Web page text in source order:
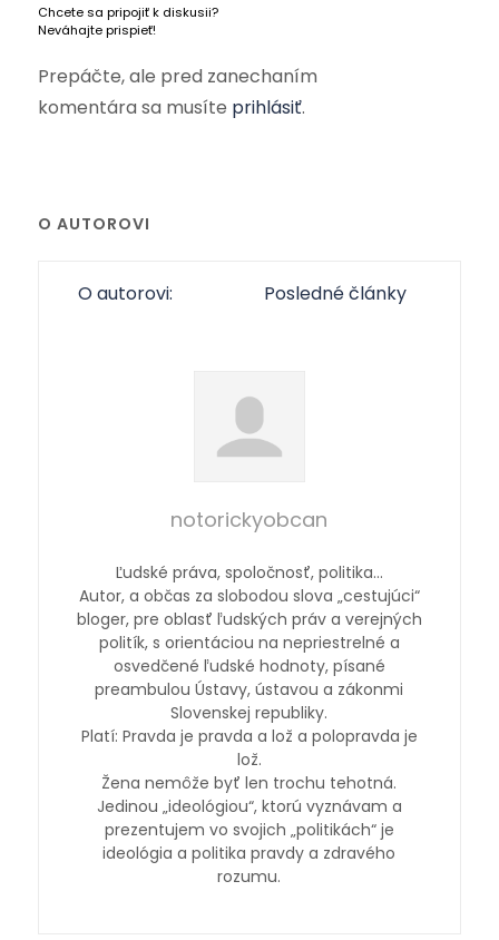
Chcete sa pripojiť k diskusii?
Neváhajte prispieť!
Prepáčte, ale pred zanechaním
komentára sa musíte prihlásiť.
O AUTOROVI
O autorovi: Posledné články
notorickyobcan
Ľudské práva, spoločnosť, politika…
Autor, a občas za slobodou slova „cestujúci“
bloger, pre oblasť ľudských práv a verejných
politík, s orientáciou na nepriestrelné a
osvedčené ľudské hodnoty, písané
preambulou Ústavy, ústavou a zákonmi
Slovenskej republiky.
Platí: Pravda je pravda a lož a polopravda je
lož.
Žena nemôže byť len trochu tehotná.
Jedinou „ideológiou“, ktorú vyznávam a
prezentujem vo svojich „politikách“ je
ideológia a politika pravdy a zdravého
rozumu.